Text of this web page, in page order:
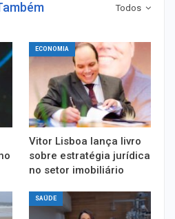
Todos
ECONOMIA
Vitor Lisboa lança livro
sobre estratégia jurídica
no setor imobiliário
SAÚDE